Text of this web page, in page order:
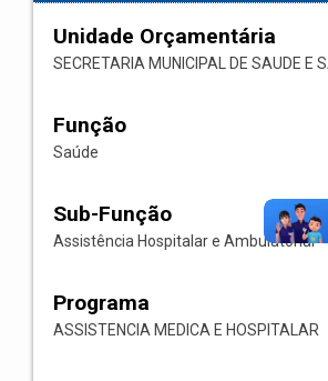
Unidade Orçamentária
SECRETARIA MUNICIPAL DE SAUDE E
Função
Saúde
Sub-Função
Assistência Hospitalar e Ambulatorial
Programa
ASSISTENCIA MEDICA E HOSPITALAR